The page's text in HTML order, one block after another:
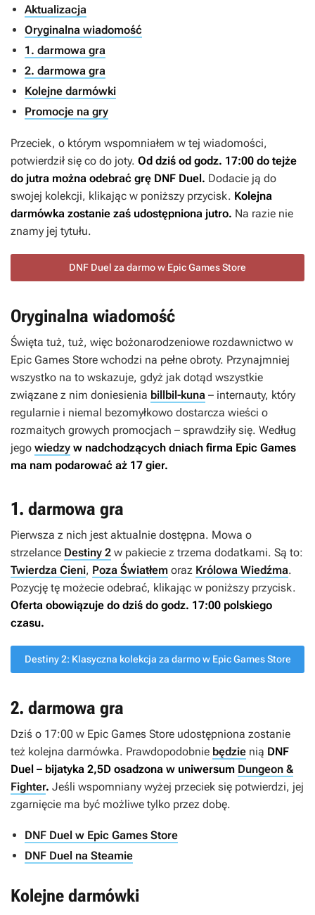
Aktualizacja
Oryginalna wiadomość
1. darmowa gra
2. darmowa gra
Kolejne darmówki
Promocje na gry
Przeciek, o którym wspomniałem w tej wiadomości,
potwierdził się co do joty. Od dziś od godz. 17:00 do tejże
do jutra można odebrać grę DNF Duel. Dodacie ją do
swojej kolekcji, klikając w poniższy przycisk. Kolejna
darmówka zostanie zaś udostępniona jutro. Na razie nie
znamy jej tytułu.
DNF Duel za darmo w Epic Games Store
Oryginalna wiadomość
Święta tuż, tuż, więc bożonarodzeniowe rozdawnictwo w
Epic Games Store wchodzi na pełne obroty. Przynajmniej
wszystko na to wskazuje, gdyż jak dotąd wszystkie
związane z nim doniesienia billbil-kuna – internauty, który
regularnie i niemal bezomyłkowo dostarcza wieści o
rozmaitych growych promocjach – sprawdziły się. Według
jego wiedzy w nadchodzących dniach firma Epic Games
ma nam podarować aż 17 gier.
1. darmowa gra
Pierwsza z nich jest aktualnie dostępna. Mowa o
strzelance Destiny 2 w pakiecie z trzema dodatkami. Są to:
Twierdza Cieni, Poza Światłem oraz Królowa Wiedźma.
Pozycję tę możecie odebrać, klikając w poniższy przycisk.
Oferta obowiązuje do dziś do godz. 17:00 polskiego
czasu.
Destiny 2: Klasyczna kolekcja za darmo w Epic Games Store
2. darmowa gra
Dziś o 17:00 w Epic Games Store udostępniona zostanie
też kolejna darmówka. Prawdopodobnie będzie nią DNF
Duel – bijatyka 2,5D osadzona w uniwersum Dungeon &
Fighter. Jeśli wspomniany wyżej przeciek się potwierdzi, jej
zgarnięcie ma być możliwe tylko przez dobę.
DNF Duel w Epic Games Store
DNF Duel na Steamie
Kolejne darmówki